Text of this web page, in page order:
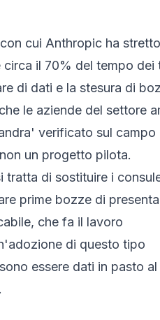
cui Anthropic ha
il 70% del tempo dei
di dati e la stesura di
le aziende del settore
verificato sul campo
un progetto pilota.
tratta di sostituire i
prime bozze di
che fa il lavoro
di questo tipo
essere dati in pasto al